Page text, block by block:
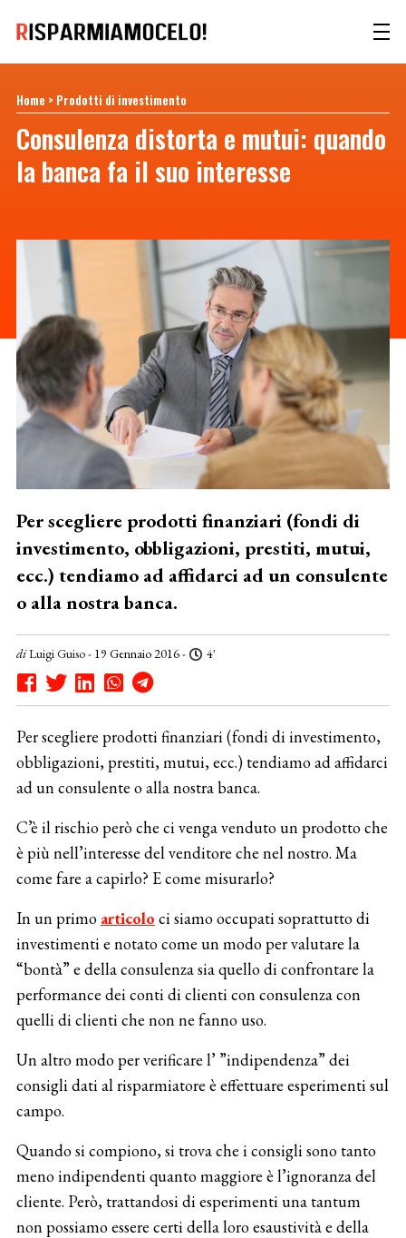
Home > Prodotti di investimento
Consulenza distorta e mutui: quando
la banca fa il suo interesse
Per scegliere prodotti finanziari (fondi di
investimento, obbligazioni, prestiti, mutui,
ecc.) tendiamo ad affidarci ad un consulente
o alla nostra banca.
diLuigi Guiso- 19 Gennaio 2016 - 4'
Per scegliere prodotti finanziari (fondi di investimento,
obbligazioni, prestiti, mutui, ecc.) tendiamo ad affidarci
ad un consulente o alla nostra banca.
C’è il rischio però che ci venga venduto un prodotto che
è più nell’interesse del venditore che nel nostro. Ma
come fare a capirlo? E come misurarlo?
In un primo articolo ci siamo occupati soprattutto di
investimenti e notato come un modo per valutare la
“bontà” e della consulenza sia quello di confrontare la
performance dei conti di clienti con consulenza con
quelli di clienti che non ne fanno uso.
Un altro modo per verificare l’ ”indipendenza” dei
consigli dati al risparmiatore è effettuare esperimenti sul
campo.
Quando si compiono, si trova che i consigli sono tanto
meno indipendenti quanto maggiore è l’ignoranza del
cliente. Però, trattandosi di esperimenti una tantum
non possiamo essere certi della loro esaustività e della